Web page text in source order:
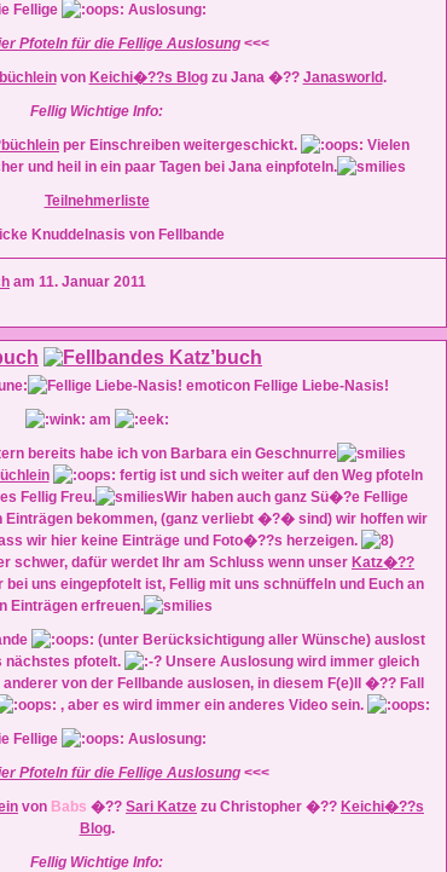
Fellige
Auslosung:
Pfoteln für die Fellige Auslosung <<<
von Keichi�??s Blogzu Jana �?? Janasworld.
Fellig Wichtige Info:
per Einschreiben weitergeschickt.
Vielen
und heil in ein paar Tagen bei Jana einpfoteln.
Teilnehmerliste
am 11. Januar 2011
Fellige Liebe-Nasis!
am
bereits habe ich von Barbara ein Geschnurre
fertig ist und sich weiter auf den Weg pfoteln
Fellig Freu.
Wir haben auch ganz Sü�?e Fellige
Einträgen bekommen, (ganz verliebt �?� sind) wir hoffen wir
wir hier keine Einträge und Foto�??s herzeigen.
schwer, dafür werdet Ihr am Schluss wenn unser Katz�??
bei uns eingepfotelt ist, Fellig mit uns schnüffeln und Euch an
Einträgen erfreuen.
(unter Berücksichtigung aller Wünsche) auslost
pfotelt.
Unsere Auslosung wird immer gleich
von der Fellbande auslosen, in diesem F(e)ll �?? Fall
, aber es wird immer ein anderes Video sein.
Fellige
Auslosung:
Pfoteln für die Fellige Auslosung <<<
von Babs �?? Sari Katze zu Christopher �?? Keichi�??s
Blog.
Fellig Wichtige Info: